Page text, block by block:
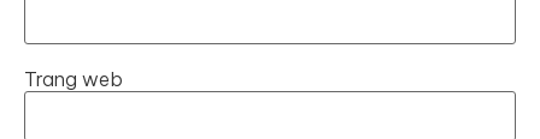
Trang web